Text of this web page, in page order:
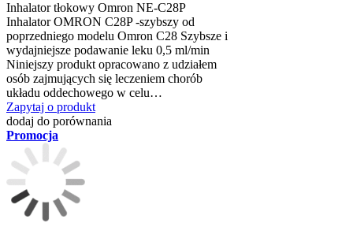
Inhalator tłokowy Omron NE-C28P
Inhalator OMRON C28P -szybszy od
poprzedniego modelu Omron C28 Szybsze i
wydajniejsze podawanie leku 0,5 ml/min
Niniejszy produkt opracowano z udziałem
osób zajmujących się leczeniem chorób
układu oddechowego w celu…
Zapytaj o produkt
dodaj do porównania
Promocja